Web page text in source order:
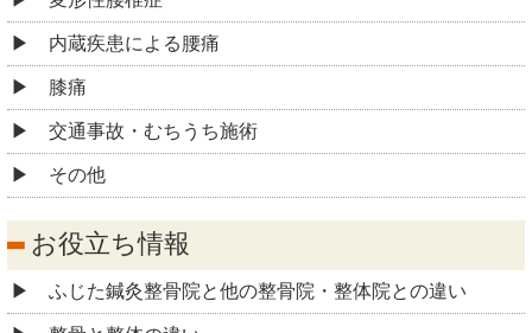
内蔵疾患による腰痛
膝痛
交通事故・むちうち施術
その他
お役立ち情報
ふじた鍼灸整骨院と他の整骨院・整体院との違い